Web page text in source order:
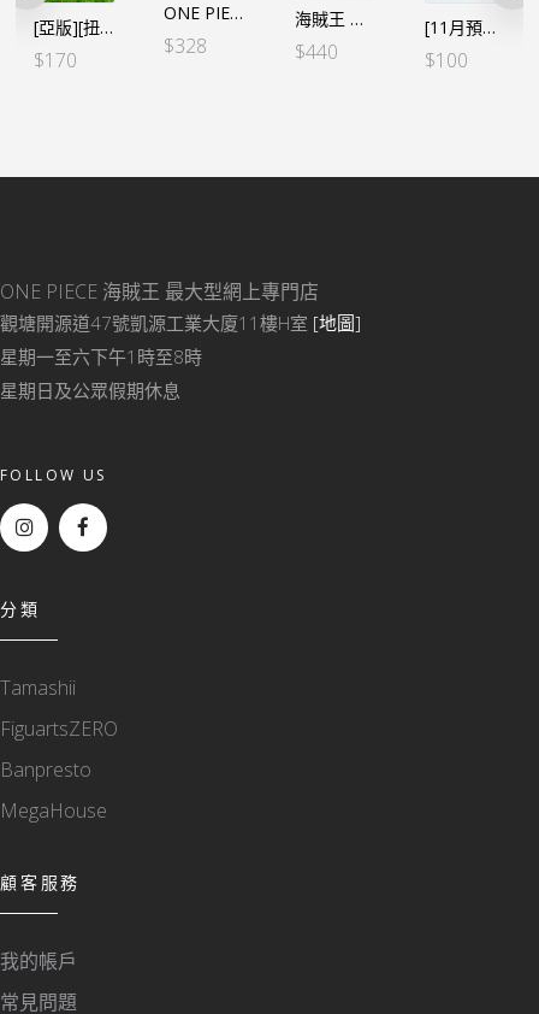
[亞版][扭蛋]海賊王 GASHAPON COLLECTION 第1彈 (全5個SET)**亞版
$170
ONE PIECE 1000塊砌圖 馬賽克【上陸】*彩色
$328
海賊王 WCF -司法島- 特別套裝 (6個SET）
$440
[11月預定]海賊王 WCF -巨人島 艾爾巴夫篇VOL.1 (5個SET) (行) [全數HK$285/訂金$100]
$100
ONE PIECE 海賊王 最大型網上專門店
觀塘開源道47號凱源工業大廈11樓H室 [地圖]
星期一至六下午1時至8時
星期日及公眾假期休息
FOLLOW US
分類
Tamashii
FiguartsZERO
Banpresto
MegaHouse
顧客服務
我的帳戶
常見問題